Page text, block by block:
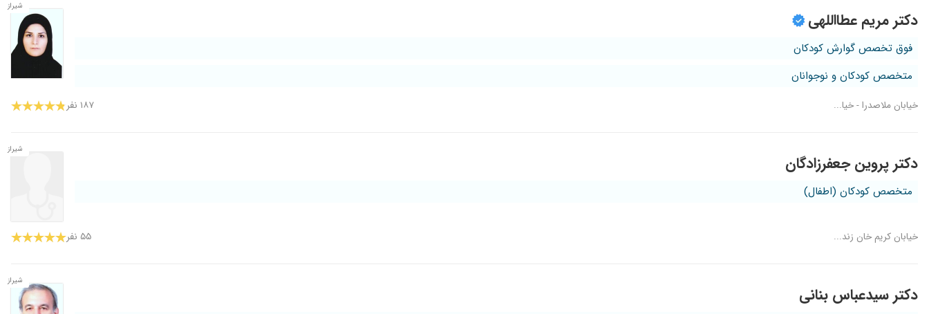
شیراز
دکتر مریم عطااللهی
فوق تخصص گوارش کودکان
متخصص کودکان و نوجوانان
خیابان ملاصدرا - خیا... ۱۸۷ نفر
شیراز
دکتر پروین جعفرزادگان
متخصص کودکان (اطفال)
خیابان کریم خان زند... ۵۵ نفر
شیراز
دکتر سیدعباس بنانی